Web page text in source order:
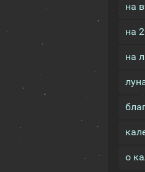
на
на
на
о